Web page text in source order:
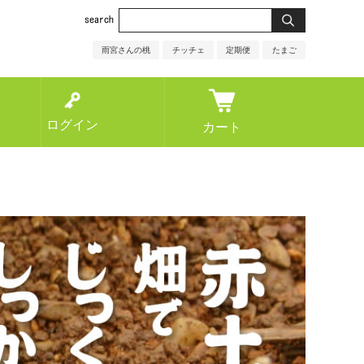
雨宮さんの桃 チッチェ 定期便 たまご
ログイン カート